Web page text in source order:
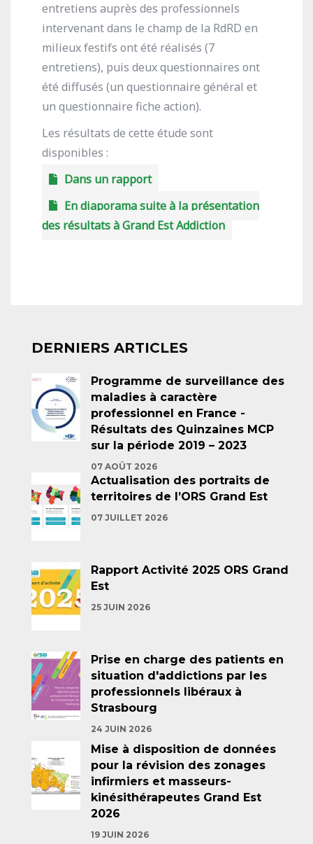
entretiens auprès des professionnels
intervenant dans le champ de la RdRD en
milieux festifs ont été réalisés (7
entretiens), puis deux questionnaires ont
été diffusés (un questionnaire général et
un questionnaire fiche action).
Les résultats de cette étude sont
disponibles :
Dans un rapport
En diaporama suite à la présentation
des résultats à Grand Est Addiction
DERNIERS ARTICLES
Programme de surveillance des
maladies à caractère
professionnel en France -
Résultats des Quinzaines MCP
sur la période 2019 – 2023
07 AOÛT 2026
Actualisation des portraits de
territoires de l’ORS Grand Est
07 JUILLET 2026
Rapport Activité 2025 ORS Grand
Est
25 JUIN 2026
Prise en charge des patients en
situation d'addictions par les
professionnels libéraux à
Strasbourg
24 JUIN 2026
Mise à disposition de données
pour la révision des zonages
infirmiers et masseurs-
kinésithérapeutes Grand Est
2026
19 JUIN 2026